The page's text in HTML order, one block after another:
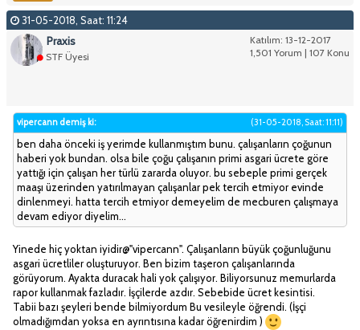
31-05-2018, Saat: 11:24
Katılım: 13-12-2017
1,501 Yorum | 107 Konu
Praxis
STF Üyesi
(31-05-2018, Saat: 11:11)
vipercann demiş ki:
ben daha önceki iş yerimde kullanmıştım bunu. çalışanların çoğunun
haberi yok bundan. olsa bile çoğu çalışanın primi asgari ücrete göre
yattığı için çalışan her türlü zararda oluyor. bu sebeple primi gerçek
maaşı üzerinden yatırılmayan çalışanlar pek tercih etmiyor evinde
dinlenmeyi. hatta tercih etmiyor demeyelim de mecburen çalışmaya
devam ediyor diyelim...
Yinede hiç yoktan iyidir@"vipercann". Çalışanların büyük çoğunluğunu
asgari ücretliler oluşturuyor. Ben bizim taşeron çalışanlarında
görüyorum. Ayakta duracak hali yok çalışıyor. Biliyorsunuz memurlarda
rapor kullanmak fazladır. İşçilerde azdır. Sebebide ücret kesintisi.
Tabii bazı şeyleri bende bilmiyordum Bu vesileyle öğrendi. (İşçi
olmadığımdan yoksa en ayrıntısına kadar öğrenirdim )